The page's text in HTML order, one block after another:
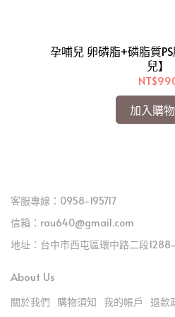
孕哺兒 卵磷脂+磷脂質
兒】
加入購
客服專線：0958-195717
信箱：rau640@gmail.com
地址：台中市西屯區環中路二段
About Us
關於我們 購物須知 我的帳戶 退款